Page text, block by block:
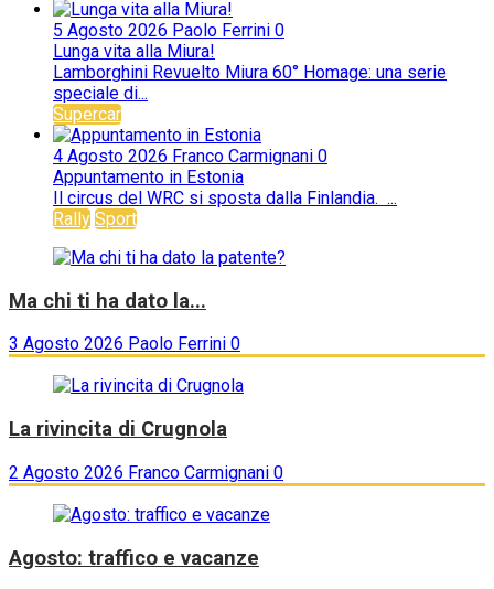
5 Agosto 2026 Paolo Ferrini 0
Lunga vita alla Miura!
Lamborghini Revuelto Miura 60° Homage: una serie
speciale di...
Supercar
4 Agosto 2026 Franco Carmignani 0
Appuntamento in Estonia
Il circus del WRC si sposta dalla Finlandia. ...
Rally Sport
Ma chi ti ha dato la...
3 Agosto 2026 Paolo Ferrini 0
La rivincita di Crugnola
2 Agosto 2026 Franco Carmignani 0
Agosto: traffico e vacanze